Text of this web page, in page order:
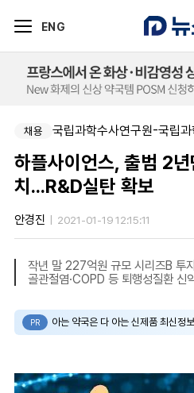
ENG
채용
하플사이언스, 출범 2
치...R&D실탄 확보
안경진 2021-01-19 12:15:11
작년 말 227억원 규모 시리즈B 투
골관절염·COPD 등 퇴행성질환 신
PR 아는 약국은 다 아는 신제품 최신정보